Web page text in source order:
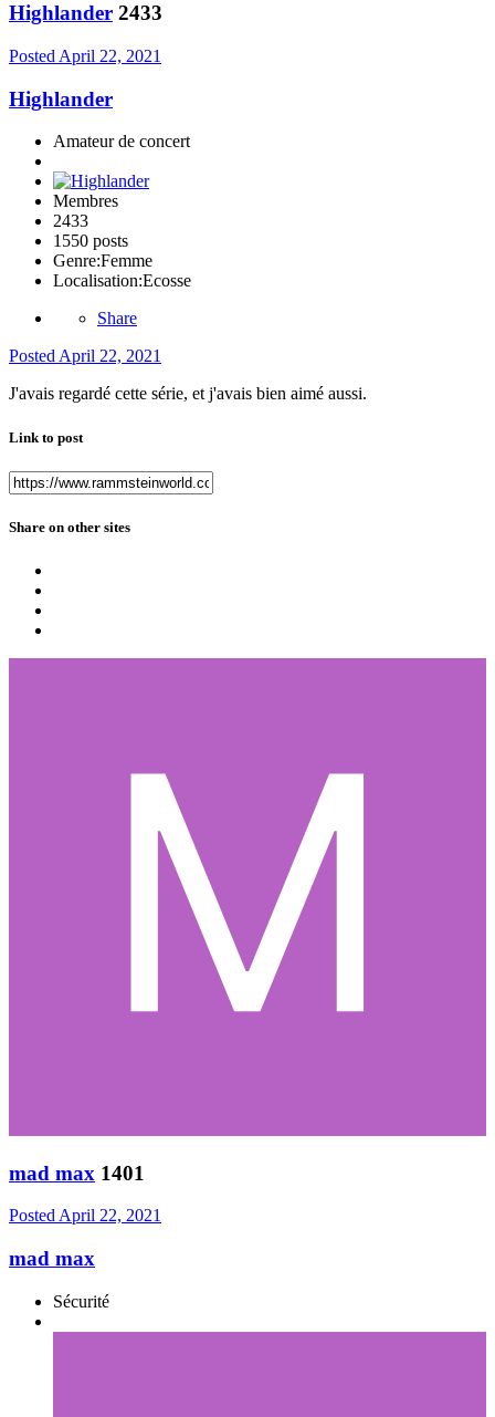
Highlander 2433
Posted April 22, 2021
Highlander
Amateur de concert
Membres
2433
1550 posts
Genre:Femme
Localisation:Ecosse
Share
Posted April 22, 2021
J'avais regardé cette série, et j'avais bien aimé aussi.
Link to post
Share on other sites
mad max 1401
PostedApril 22, 2021
mad max
Sécurité